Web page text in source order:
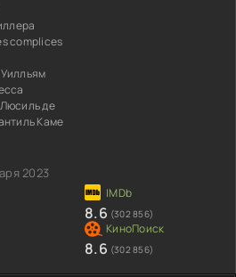
complices
де
Каме
2023
8.6 (302 856)
8.6 (302 856)